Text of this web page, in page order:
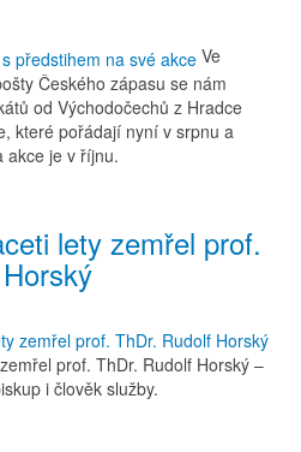
Ve
Českého zápasu se nám
od Východočechů z Hradce
které pořádají nyní v srpnu a
akce je v říjnu.
lety zemřel prof.
prof. ThDr. Rudolf Horský –
i člověk služby.